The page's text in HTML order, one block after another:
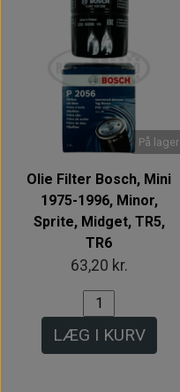
På lager
Olie Filter Bosch, Mini
1975-1996, Minor,
Sprite, Midget, TR5,
TR6
63,20 kr.
LÆG I KURV